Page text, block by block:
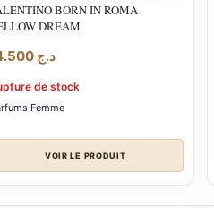
BORN IN ROMA
DREAM
د.ج 14.500
de stock
Femme
VOIR LE PRODUIT